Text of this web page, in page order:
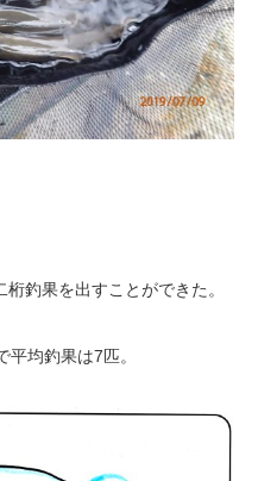
釣果を出すことができた。
均釣果は7匹。